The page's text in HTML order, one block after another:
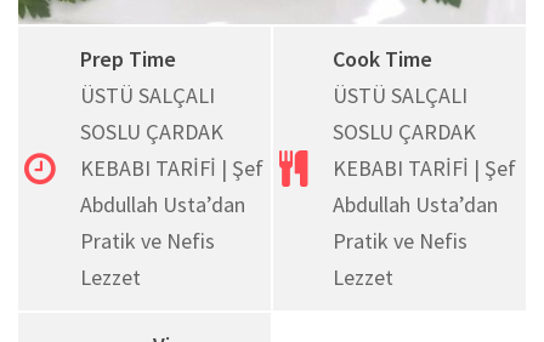
Prep Time
ÜSTÜ SALÇALI
SOSLU ÇARDAK
KEBABI TARİFİ | Şef
Abdullah Usta’dan
Pratik ve Nefis
Lezzet
Cook Time
ÜSTÜ SALÇALI
SOSLU ÇARDAK
KEBABI TARİFİ | Şef
Abdullah Usta’dan
Pratik ve Nefis
Lezzet